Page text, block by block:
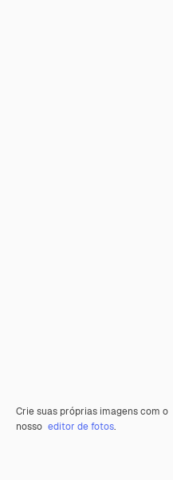
Crie suas próprias imagens com o
nosso editor de fotos.